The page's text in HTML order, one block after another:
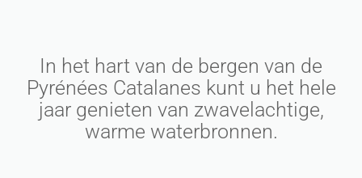
In het hart van de bergen van de
Pyrénées Catalanes kunt u het hele
jaar genieten van zwavelachtige,
warme waterbronnen.